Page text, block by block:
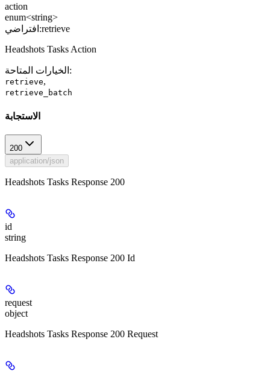
action
enum<string>
افتراضي:retrieve
Headshots Tasks Action
الخيارات المتاحة :
retrieve,
retrieve_batch
الاستجابة
200
application/json
Headshots Tasks Response 200
id
string
Headshots Tasks Response 200 Id
request
object
Headshots Tasks Response 200 Request